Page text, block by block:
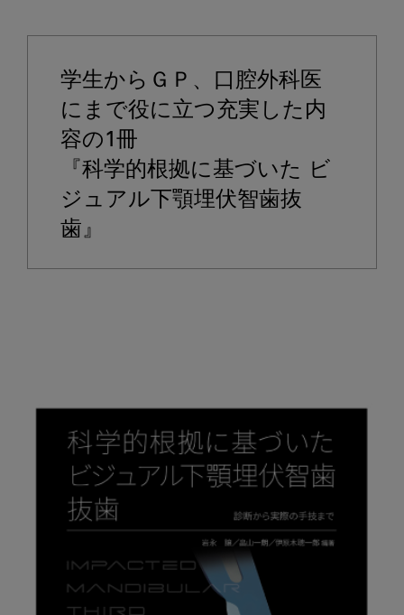
学生からＧＰ、口腔外科医
にまで役に立つ充実した内
容の1冊
『科学的根拠に基づいた ビ
ジュアル下顎埋伏智歯抜
歯』